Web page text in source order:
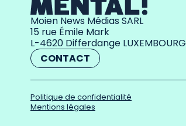
Moien News Médias SARL
15 rue Émile Mark
L-4620 Differdange LUXEMBOURG
CONTACT
Politique de confidentialité
Mentions légales